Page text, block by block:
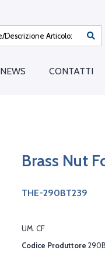
NEWS CONTATTI
Brass Nut
THE-290BT239
UM. CF
Codice Produttore